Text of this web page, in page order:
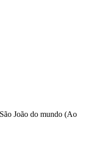
João do mundo (Ao